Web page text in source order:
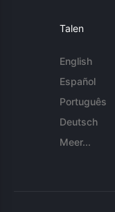
Talen
English
Español
Português
Deutsch
Meer...